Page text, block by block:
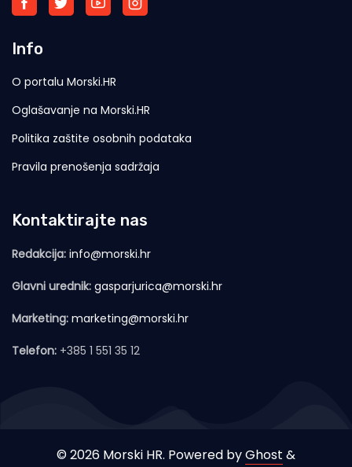
Info
O portalu Morski.HR
Oglašavanje na Morski.HR
Politika zaštite osobnih podataka
Pravila prenošenja sadržaja
Kontaktirajte nas
Redakcija: info@morski.hr
Glavni urednik: gasparjurica@morski.hr
Marketing: marketing@morski.hr
Telefon: +385 1 551 35 12
© 2026 Morski HR. Powered byGhost &